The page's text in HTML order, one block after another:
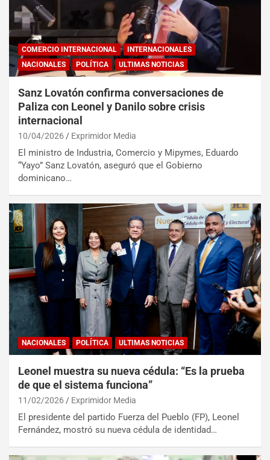
COMERCIO INTERNACIONAL
INTERNACIONALES
NACIONALES
POLÍTICA ULTIMAS NOTICIAS
Sanz Lovatón confirma conversaciones de
Paliza con Leonel y Danilo sobre crisis
internacional
10/04/2026 Exprimidor Media
El ministro de Industria, Comercio y Mipymes, Eduardo
“Yayo” Sanz Lovatón, aseguró que el Gobierno
dominicano…
NACIONALES POLÍTICA ULTIMAS NOTICIAS
Leonel muestra su nueva cédula: “Es la prueba
de que el sistema funciona”
11/02/2026 Exprimidor Media
El presidente del partido Fuerza del Pueblo (FP), Leonel
Fernández, mostró su nueva cédula de identidad…